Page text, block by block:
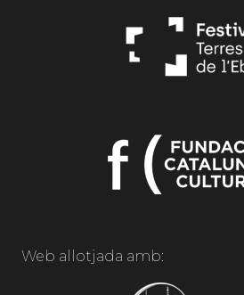
Web allotjada amb: